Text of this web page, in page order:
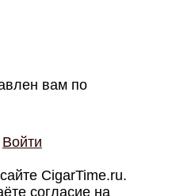
вам по
Войти
CigarTime.ru.
согласие на